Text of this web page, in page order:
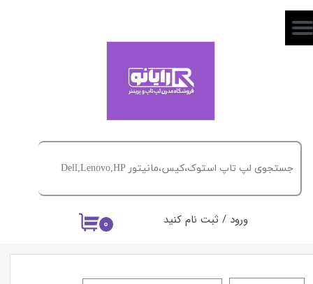
۰ ورود / ثبت نام کنید
حساب کاربری من
خروج از حساب کاربری